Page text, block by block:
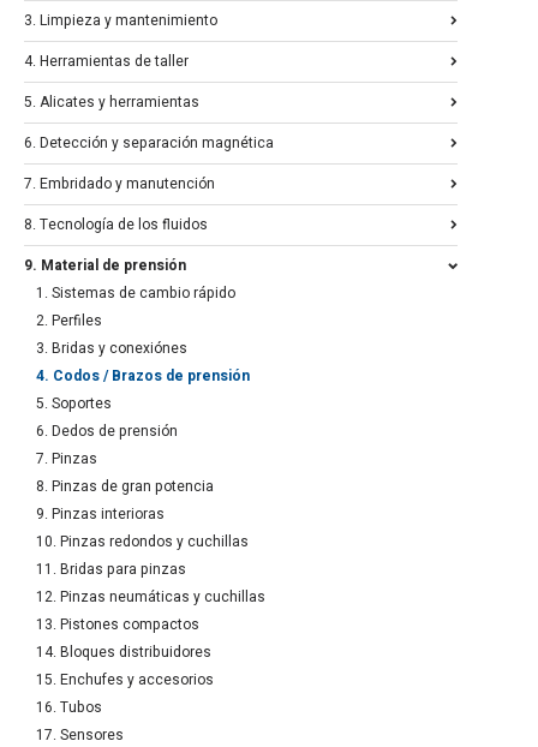
3. Limpieza y mantenimiento
4. Herramientas de taller
5. Alicates y herramientas
6. Detección y separación magnética
7. Embridado y manutención
8. Tecnología de los fluidos
9. Material de prensión
1. Sistemas de cambio rápido
2. Perfiles
3. Bridas y conexiónes
4. Codos / Brazos de prensión
5. Soportes
6. Dedos de prensión
7. Pinzas
8. Pinzas de gran potencia
9. Pinzas interioras
10. Pinzas redondos y cuchillas
11. Bridas para pinzas
12. Pinzas neumáticas y cuchillas
13. Pistones compactos
14. Bloques distribuidores
15. Enchufes y accesorios
16. Tubos
17. Sensores